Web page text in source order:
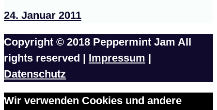
24. Januar 2011
Copyright © 2018 Peppermint Jam All
rights reserved | Impressum
Datenschutz
Wir verwenden Cookies und andere